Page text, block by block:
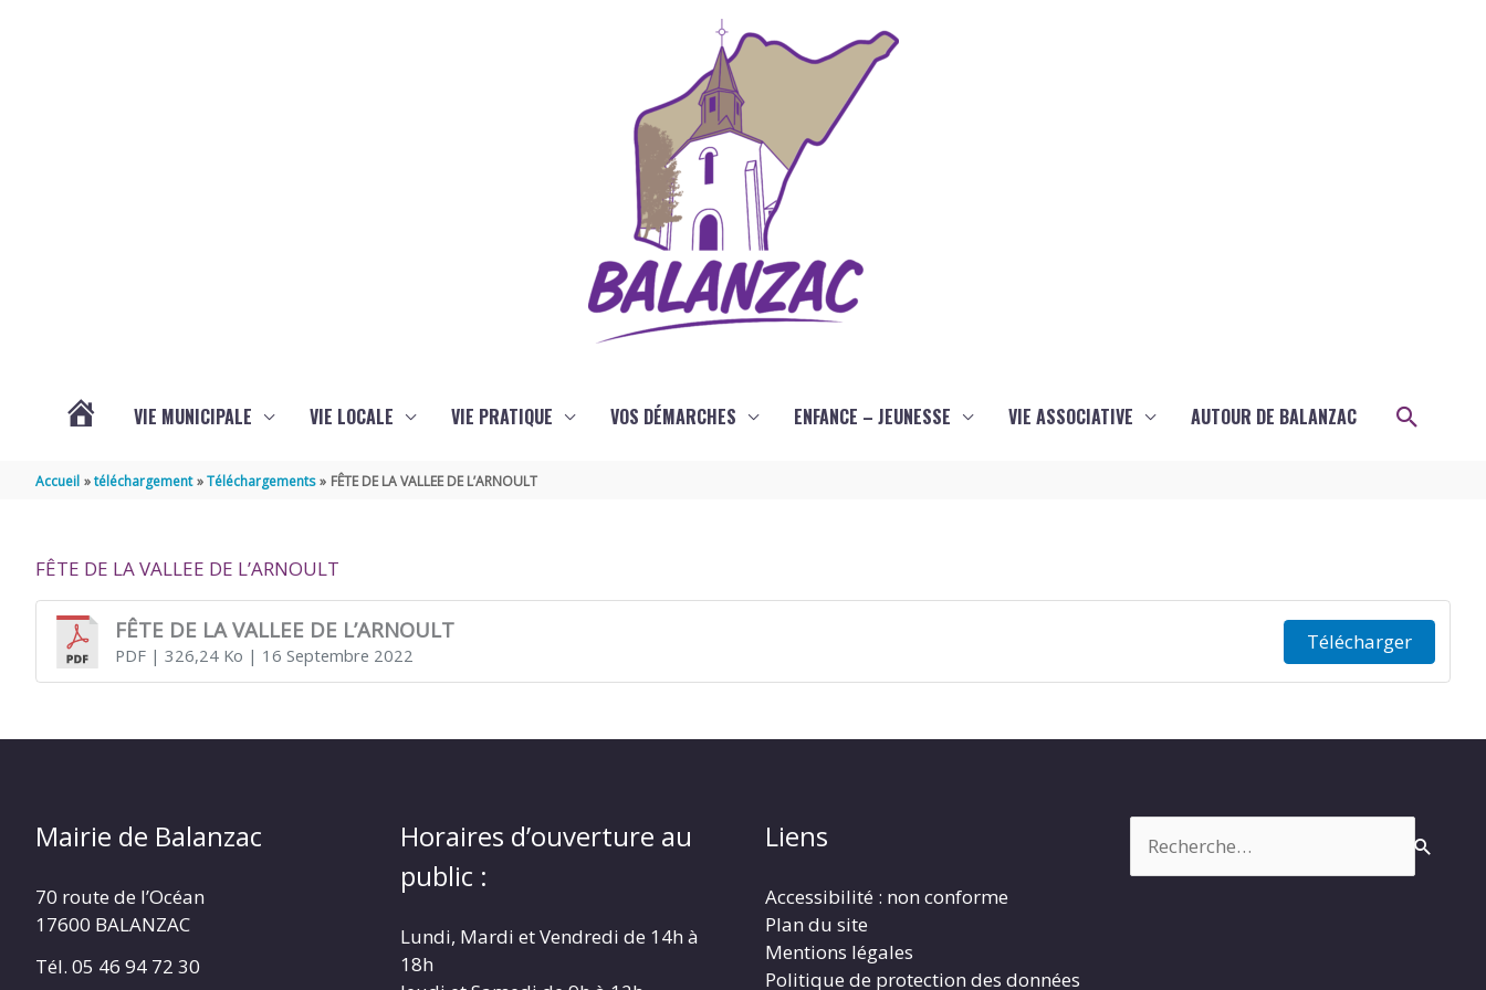
VIE MUNICIPALE VIE LOCALE VIE PRATIQUE VOS DÉMARCHES ENFANCE – JEUNESSE VIE ASSOCIATIVE AUTOUR DE BALANZAC
Accueil téléchargement Téléchargements FÊTE DE LA VALLEE DE L’ARNOULT
FÊTE DE LA VALLEE DE L’ARNOULT
FÊTE DE LA VALLEE DE L’ARNOULT
PDF| 326,24 Ko | 16 Septembre 2022
Télécharger
Mairie de Balanzac
70 route de l’Océan
17600 BALANZAC
Tél. 05 46 94 72 30
Horaires d’ouverture au
public :
Lundi, Mardi et Vendredi de 14h à
18h
Liens
Accessibilité : non conforme
Plan du site
Mentions légales
Politique de protection des données